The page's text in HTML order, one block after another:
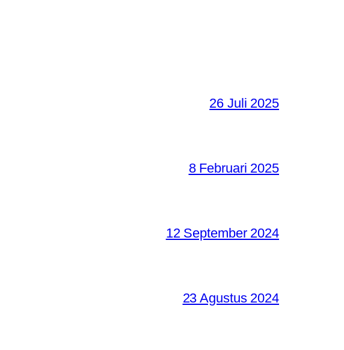
26 Juli 2025
8 Februari 2025
12 September 2024
23 Agustus 2024